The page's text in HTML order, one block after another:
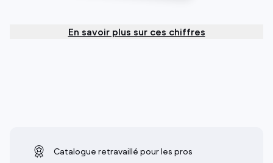
En savoir plus sur ces chiffres
Catalogue retravaillé pour les pros